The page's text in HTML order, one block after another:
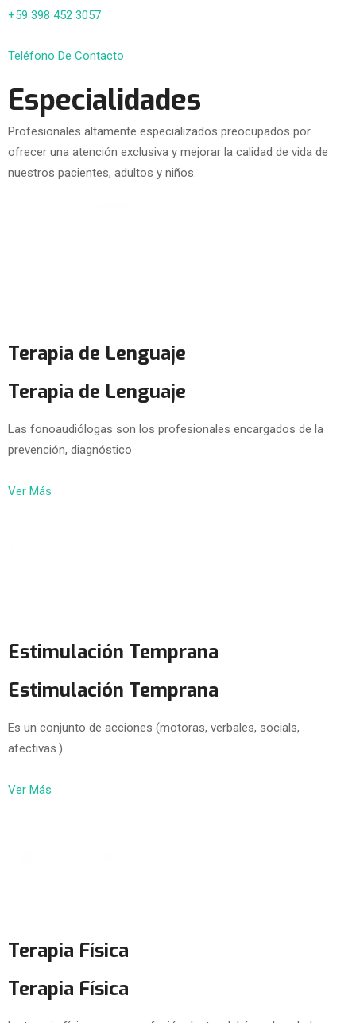
+59 398 452 3057
Teléfono De Contacto
Especialidades
Profesionales altamente especializados preocupados por
ofrecer una atención exclusiva y mejorar la calidad de vida de
nuestros pacientes, adultos y niños.
Terapia de Lenguaje
Terapia de Lenguaje
Las fonoaudiólogas son los profesionales encargados de la
prevención, diagnóstico
Ver Más
Estimulación Temprana
Estimulación Temprana
Es un conjunto de acciones (motoras, verbales, socials,
afectivas.)
Ver Más
Terapia Física
Terapia Física